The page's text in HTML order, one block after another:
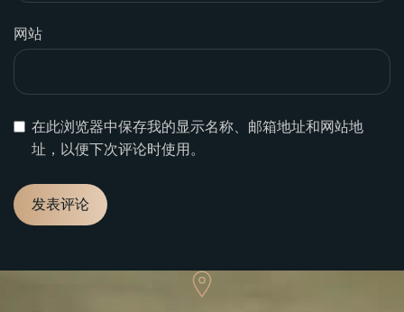
网站
在此浏览器中保存我的显示名称、邮箱地址和网站地
址，以便下次评论时使用。